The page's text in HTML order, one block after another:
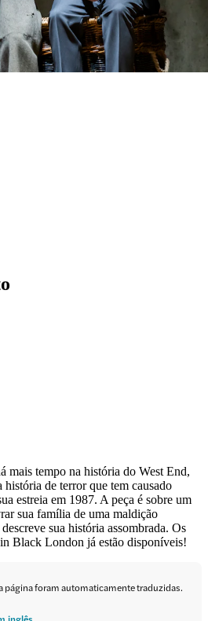
mais tempo na história do West End,
de terror que tem causado
estreia em 1987. A peça é sobre um
sua família de uma maldição
sua história assombrada. Os
Black London já estão disponíveis!
página foram automaticamente traduzidas.